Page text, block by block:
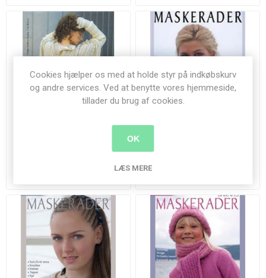
Cookies hjælper os med at holde styr på indkøbskurv
og andre services. Ved at benytte vores hjemmeside,
tillader du brug af cookies.
OK
LÆS MERE